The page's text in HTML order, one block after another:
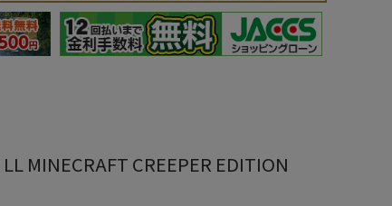
MINECRAFT CREEPER EDITION